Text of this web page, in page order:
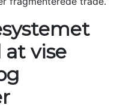
vise